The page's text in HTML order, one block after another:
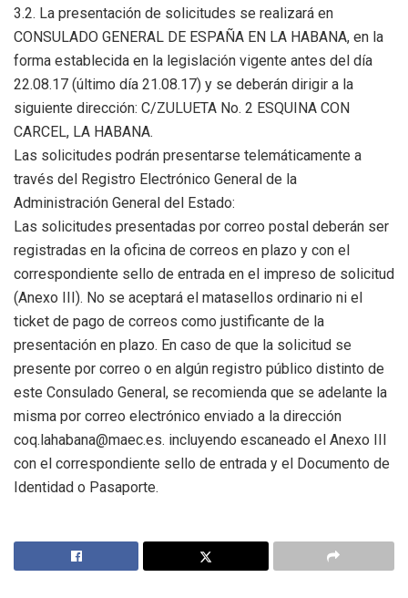
3.2. La presentación de solicitudes se realizará en
CONSULADO GENERAL DE ESPAÑA EN LA HABANA, en la
forma establecida en la legislación vigente antes del día
22.08.17 (último día 21.08.17) y se deberán dirigir a la
siguiente dirección: C/ZULUETA No. 2 ESQUINA CON
CARCEL, LA HABANA.
Las solicitudes podrán presentarse telemáticamente a
través del Registro Electrónico General de la
Administración General del Estado:
Las solicitudes presentadas por correo postal deberán ser
registradas en la oficina de correos en plazo y con el
correspondiente sello de entrada en el impreso de solicitud
(Anexo III). No se aceptará el matasellos ordinario ni el
ticket de pago de correos como justificante de la
presentación en plazo. En caso de que la solicitud se
presente por correo o en algún registro público distinto de
este Consulado General, se recomienda que se adelante la
misma por correo electrónico enviado a la dirección
coq.lahabana@maec.es. incluyendo escaneado el Anexo III
con el correspondiente sello de entrada y el Documento de
Identidad o Pasaporte.